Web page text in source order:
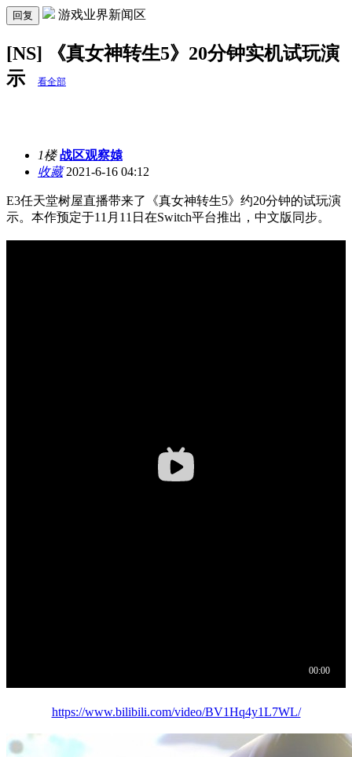
回复 游戏业界新闻区
[NS] 《真女神转生5》20分钟实机试玩演
示
看全部
1楼 战区观察媴
收藏2021-6-16 04:12
E3任天堂树屋直播带来了《真女神转生5》约20分钟的试玩演
示。本作预定于11月11日在Switch平台推出，中文版同步。
https://www.bilibili.com/video/BV1Hq4y1L7WL/